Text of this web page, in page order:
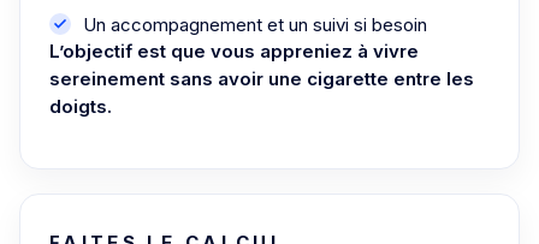
Un accompagnement et un suivi si besoin
L’objectif est que vous appreniez à vivre
sereinement sans avoir une cigarette entre les
doigts.